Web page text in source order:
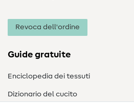
Revoca dell'ordine
Guide gratuite
Enciclopedia dei tessuti
Dizionario del cucito